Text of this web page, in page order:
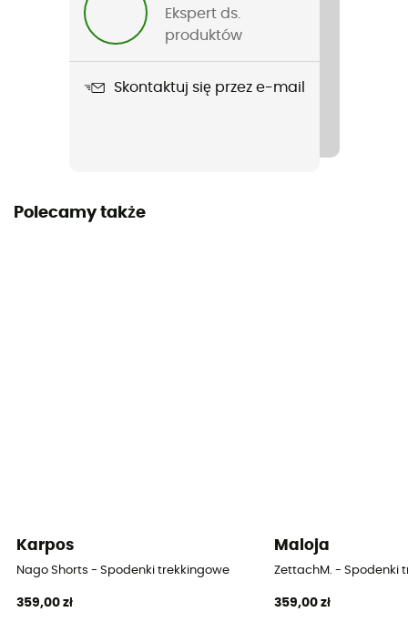
Harpur Shorts
Ekspert ds.
produktów
Skontaktuj się przez e-mail
Polecamy także
Karpos
Nago Shorts - Spodenki trekkingowe
359,00 zł
Maloja
ZettachM. - Spodenki
359,00 zł